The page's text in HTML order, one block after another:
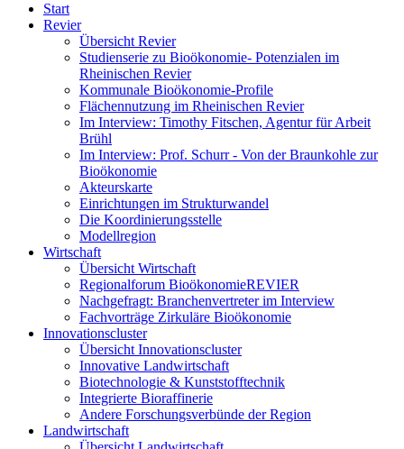
Start
Revier
Übersicht Revier
Studienserie zu Bioökonomie- Potenzialen im
Rheinischen Revier
Kommunale Bioökonomie-Profile
Flächennutzung im Rheinischen Revier
Im Interview: Timothy Fitschen, Agentur für Arbeit
Brühl
Im Interview: Prof. Schurr - Von der Braunkohle zur
Bioökonomie
Akteurskarte
Einrichtungen im Strukturwandel
Die Koordinierungsstelle
Modellregion
Wirtschaft
Übersicht Wirtschaft
Regionalforum BioökonomieREVIER
Nachgefragt: Branchenvertreter im Interview
Fachvorträge Zirkuläre Bioökonomie
Innovationscluster
Übersicht Innovationscluster
Innovative Landwirtschaft
Biotechnologie & Kunststofftechnik
Integrierte Bioraffinerie
Andere Forschungsverbünde der Region
Landwirtschaft